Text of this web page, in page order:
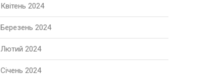
Квітень 2024
Березень 2024
Лютий 2024
Січень 2024